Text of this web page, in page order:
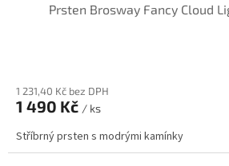
Prsten Brosway Fancy Cloud
1 231,40 Kč bez DPH
1 490 Kč / ks
Stříbrný prsten s modrými kamínky